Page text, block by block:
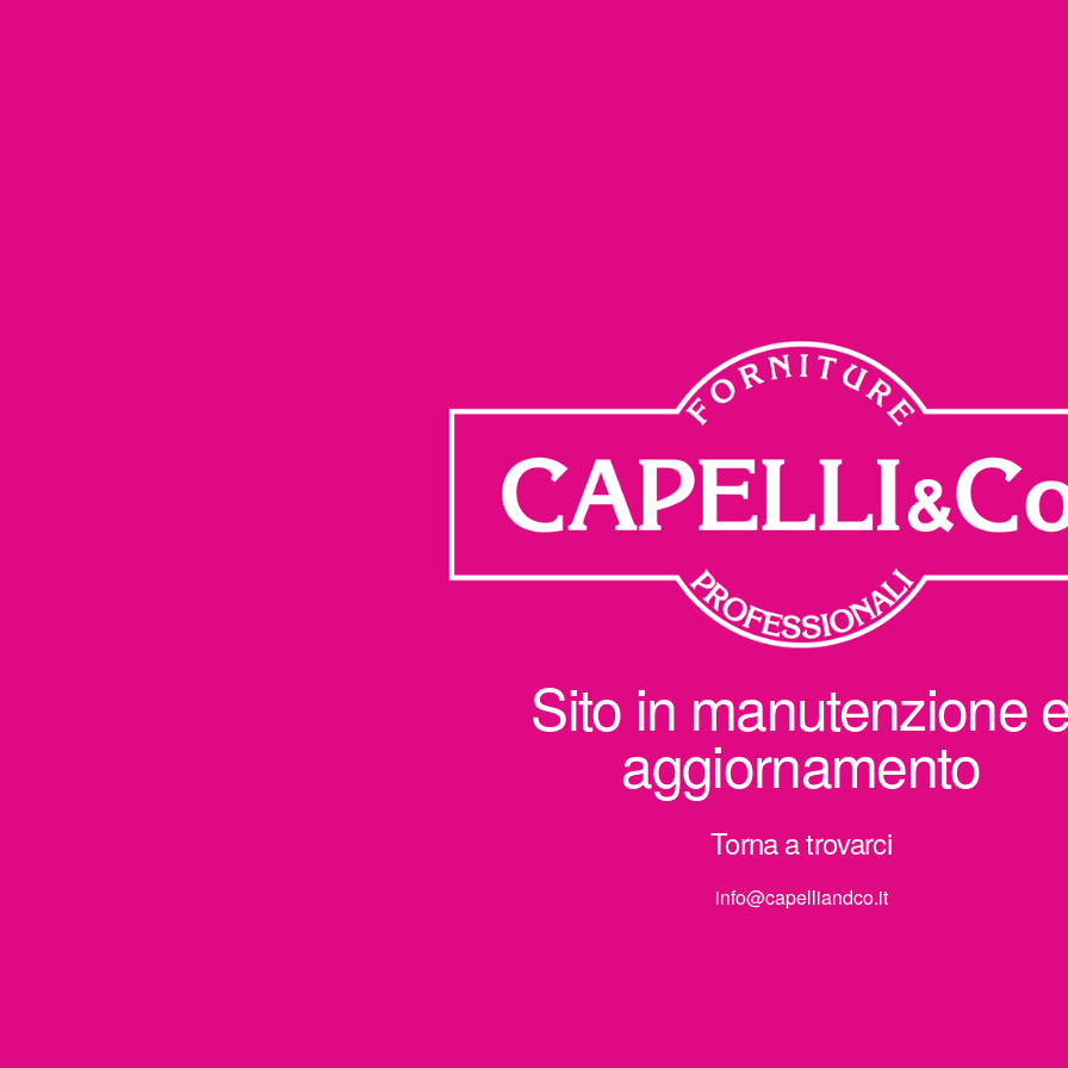
Sito in manutenzione
aggiornamento
Torna a trovarci
info@capelliandco.it